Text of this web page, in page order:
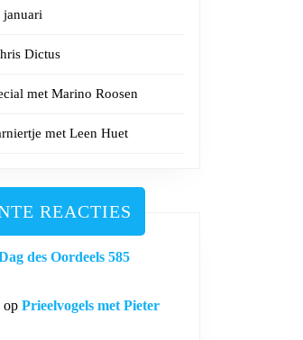
januari
Dictus
met Marino Roosen
met Leen Huet
REACTIES
des Oordeels 585
op Prieelvogels met Pieter